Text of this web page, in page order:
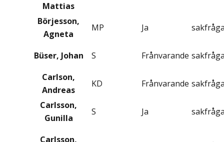
Mattias
Börjesson,
Agneta
MP Ja
Büser, Johan S Frånvarande
Carlson,
Andreas
KD Frånvarande
Carlsson,
Gunilla
S Ja
Carlsson,